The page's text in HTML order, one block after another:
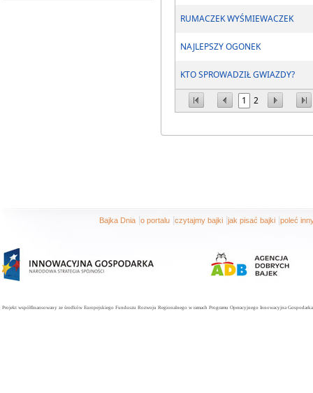
1 2
RUMACZEK WYŚMIEWACZEK
NAJLEPSZY OGONEK
KTO SPROWADZIŁ GWIAZDY?
Bajka Dnia o portalu czytajmy bajki jak pisać bajki poleć
Projekt współfinansowany ze środków Europejskiego Funduszu Rozwoju Regionalnego w ramach Programu Operacyjnego Innowacyjna